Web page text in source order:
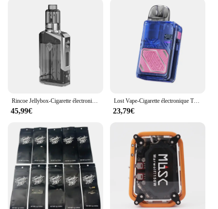
45,99€
Lost Vape-Cigarette électronique Thelema Elite Art 40, kit 40W, batterie 1400mAh, cartouche 3ml E Plus
23,79€